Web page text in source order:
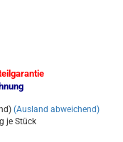
(Ausland abweichend)
je Stück